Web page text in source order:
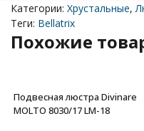
Категории: Хрустальные,
Теги: Bellatrix
Похожие
Подвесная люстра Divinare
MOLTO 8030/17 LM-18